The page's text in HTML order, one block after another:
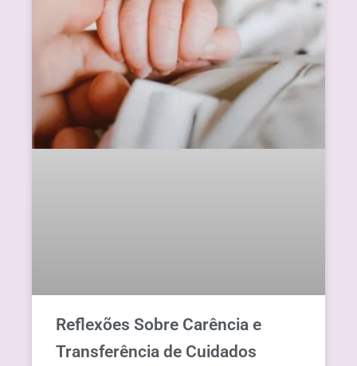
Reflexões Sobre Carência e
Transferência de Cuidados